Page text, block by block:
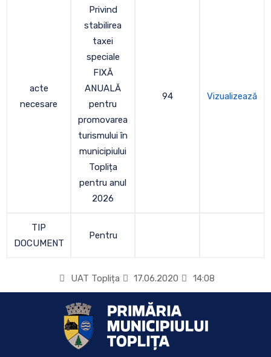
acte
necesare
Privind
stabilirea
taxei
speciale
FIXĂ
ANUALĂ
pentru
promovarea
turismului în
municipiului
Toplița
pentru anul
2026
94 Vizualizează
TIP
DOCUMENT
Pentru
UAT Toplița 17.06.2020 14:08